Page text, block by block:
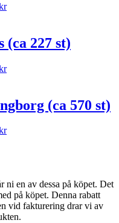
(ca 227 st)
(ca 570 st)
ni en av dessa på köpet. Det
på köpet. Denna rabatt
vid fakturering drar vi av